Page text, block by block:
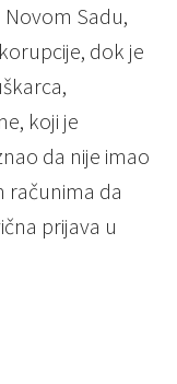
Novom Sadu,
dok je
koji je
da nije imao
računima da
prijava u